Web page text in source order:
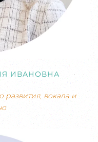
ИВАНОВНА
развития, вокала и